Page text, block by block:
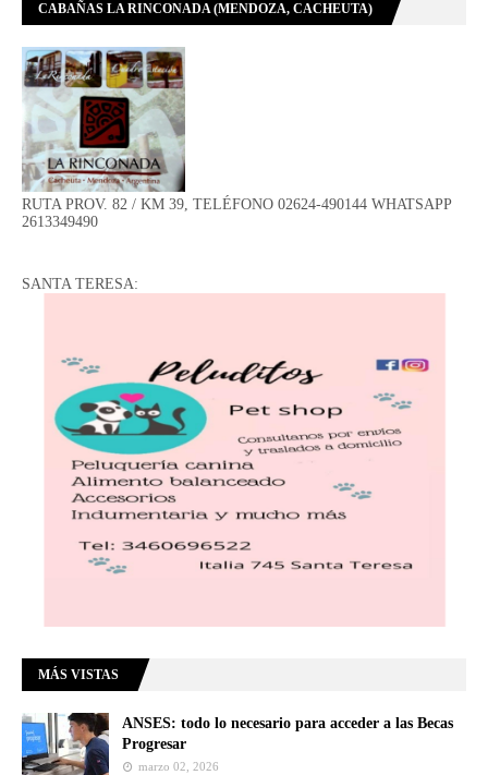
CABAÑAS LA RINCONADA (MENDOZA, CACHEUTA)
RUTA PROV. 82 / KM 39, TELÉFONO 02624-490144 WHATSAPP
2613349490
SANTA TERESA:
MÁS VISTAS
ANSES: todo lo necesario para acceder a las Becas
Progresar
marzo 02, 2026